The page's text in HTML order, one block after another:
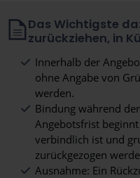
Das Wichtigste
zurückziehen, in
Innerhalb der
ohne Angabe von
werden.
Bindung während
Angebotsfrist
verbindlich ist und
zurückgezogen
Ausnahme: Ein